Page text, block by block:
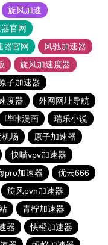
旋风加速
官网
器官网
风驰加速器
旋风加速度器
子加速器
度器
外网网址导航
哔咔漫画
瑞乐小说
场
原子加速器
快喵vpv加速器
pro加速器
优云666
旋风pvn加速器
青柠加速器
器
快橙加速器